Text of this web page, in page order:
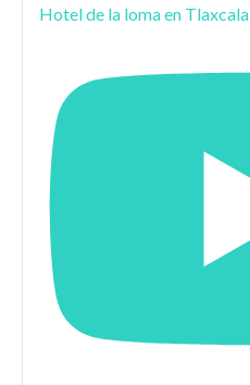
Hotel de la loma en Tlaxcala